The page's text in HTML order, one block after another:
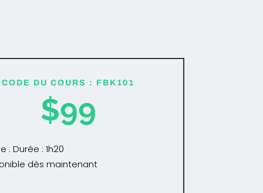
CODE DU COURS : FBK101
$99
: Durée : 1h20
dès maintenant